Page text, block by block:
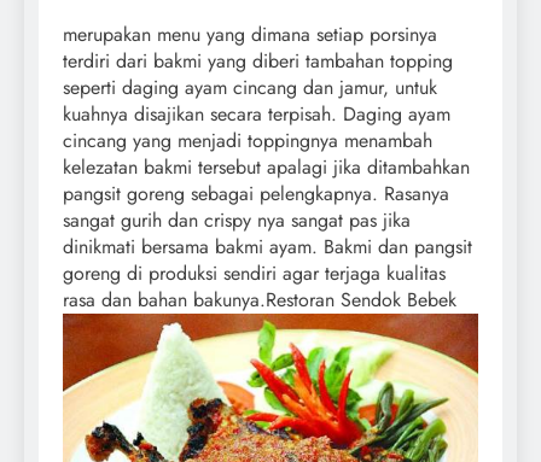
merupakan menu yang dimana setiap porsinya
terdiri dari bakmi yang diberi tambahan topping
seperti daging ayam cincang dan jamur, untuk
kuahnya disajikan secara terpisah. Daging ayam
cincang yang menjadi toppingnya menambah
kelezatan bakmi tersebut apalagi jika ditambahkan
pangsit goreng sebagai pelengkapnya. Rasanya
sangat gurih dan crispy nya sangat pas jika
dinikmati bersama bakmi ayam. Bakmi dan pangsit
goreng di produksi sendiri agar terjaga kualitas
rasa dan bahan bakunya.Restoran Sendok Bebek